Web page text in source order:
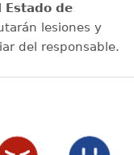
Estado de
lesiones y
del responsable.